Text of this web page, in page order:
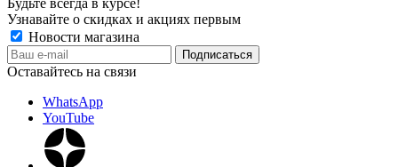
Узнавайте о скидках и акциях первым
Новости магазина
Оставайтесь на связи
WhatsApp
YouTube